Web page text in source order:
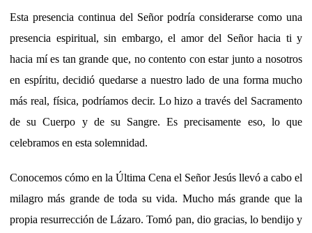
Esta presencia continua del Señor podría considerarse como una
presencia espiritual, sin embargo, el amor del Señor hacia ti y
hacia mí es tan grande que, no contento con estar junto a nosotros
en espíritu, decidió quedarse a nuestro lado de una forma mucho
más real, física, podríamos decir. Lo hizo a través del Sacramento
de su Cuerpo y de su Sangre. Es precisamente eso, lo que
celebramos en esta solemnidad.
Conocemos cómo en la Última Cena el Señor Jesús llevó a cabo el
milagro más grande de toda su vida. Mucho más grande que la
propia resurrección de Lázaro. Tomó pan, dio gracias, lo bendijo y